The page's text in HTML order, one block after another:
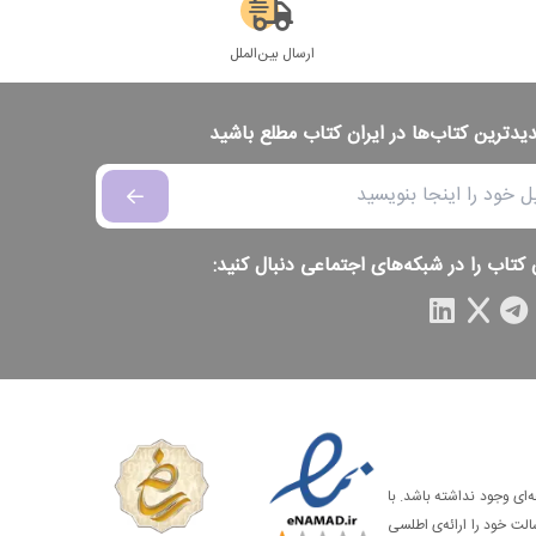
ارسال بین‌الملل
کتاب‌ها در ایران کتاب مطلع باشید
کتاب را در شبکه‌های اجتماعی دنبال کنید:
وجود نداشته باشد. با
خود را ارائه‌ی اطلسی